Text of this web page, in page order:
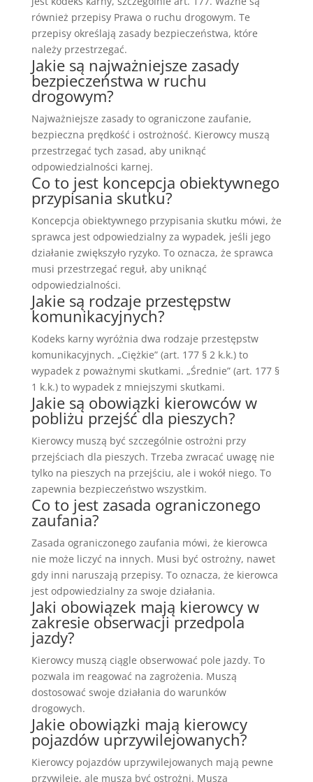
również przepisy Prawa o ruchu drogowym. Te
przepisy określają zasady bezpieczeństwa, które
należy przestrzegać.
Jakie są najważniejsze zasady
bezpieczeństwa w ruchu
drogowym?
Najważniejsze zasady to ograniczone zaufanie,
bezpieczna prędkość i ostrożność. Kierowcy muszą
przestrzegać tych zasad, aby uniknąć
odpowiedzialności karnej.
Co to jest koncepcja obiektywnego
przypisania skutku?
Koncepcja obiektywnego przypisania skutku mówi, że
sprawca jest odpowiedzialny za wypadek, jeśli jego
działanie zwiększyło ryzyko. To oznacza, że sprawca
musi przestrzegać reguł, aby uniknąć
odpowiedzialności.
Jakie są rodzaje przestępstw
komunikacyjnych?
Kodeks karny wyróżnia dwa rodzaje przestępstw
komunikacyjnych. „Ciężkie” (art. 177 § 2 k.k.) to
wypadek z poważnymi skutkami. „Średnie” (art. 177 §
1 k.k.) to wypadek z mniejszymi skutkami.
Jakie są obowiązki kierowców w
pobliżu przejść dla pieszych?
Kierowcy muszą być szczególnie ostrożni przy
przejściach dla pieszych. Trzeba zwracać uwagę nie
tylko na pieszych na przejściu, ale i wokół niego. To
zapewnia bezpieczeństwo wszystkim.
Co to jest zasada ograniczonego
zaufania?
Zasada ograniczonego zaufania mówi, że kierowca
nie może liczyć na innych. Musi być ostrożny, nawet
gdy inni naruszają przepisy. To oznacza, że kierowca
jest odpowiedzialny za swoje działania.
Jaki obowiązek mają kierowcy w
zakresie obserwacji przedpola
jazdy?
Kierowcy muszą ciągle obserwować pole jazdy. To
pozwala im reagować na zagrożenia. Muszą
dostosować swoje działania do warunków
drogowych.
Jakie obowiązki mają kierowcy
pojazdów uprzywilejowanych?
Kierowcy pojazdów uprzywilejowanych mają pewne
przywileje, ale muszą być ostrożni. Muszą